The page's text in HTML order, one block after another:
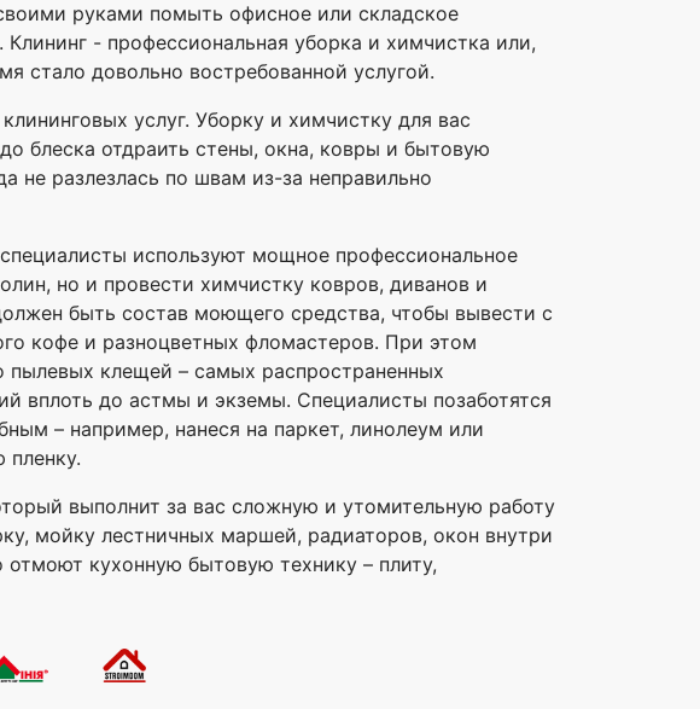
руками помыть офисное или складское
- профессиональная уборка и химчистка или,
стало довольно востребованной услугой.
услуг. Уборку и химчистку для вас
блеска отдраить стены, окна, ковры и бытовую
не разлезлась по швам из-за неправильно
используют мощное профессиональное
но и провести химчистку ковров, диванов и
быть состав моющего средства, чтобы вывести с
кофе и разноцветных фломастеров. При этом
пылевых клещей – самых распространенных
вплоть до астмы и экземы. Специалисты позаботятся
– например, нанеся на паркет, линолеум или
выполнит за вас сложную и утомительную работу
мойку лестничных маршей, радиаторов, окон внутри
кухонную бытовую технику – плиту,